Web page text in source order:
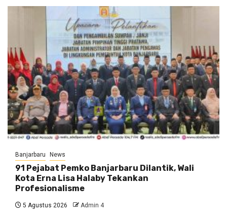
Banjarbaru News
91 Pejabat Pemko Banjarbaru Dilantik, Wali
Kota Erna Lisa Halaby Tekankan
Profesionalisme
5 Agustus 2026 Admin 4